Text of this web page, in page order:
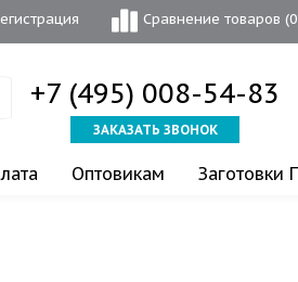
Сравнение товаров (0
+7 (495) 008-54-83
ЗАКАЗАТЬ ЗВОНОК
Оптовикам Заготовки